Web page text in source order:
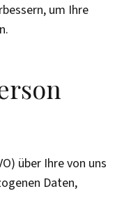
um Ihre
über Ihre von uns
Daten,